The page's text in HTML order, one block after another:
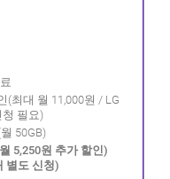
(최대 월 11,000원 / LG
청 필요)
50GB)
5,250원 추가 할인)
별도 신청)